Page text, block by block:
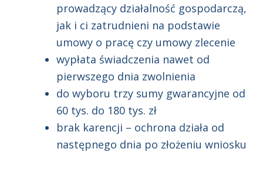
prowadzący działalność gospodarczą,
jak i ci zatrudnieni na podstawie
umowy o pracę czy umowy zlecenie
wypłata świadczenia nawet od
pierwszego dnia zwolnienia
do wyboru trzy sumy gwarancyjne od
60 tys. do 180 tys. zł
brak karencji – ochrona działa od
następnego dnia po złożeniu wniosku